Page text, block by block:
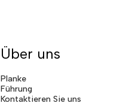
Über uns
Planke
Führung
Kontaktieren Sie uns